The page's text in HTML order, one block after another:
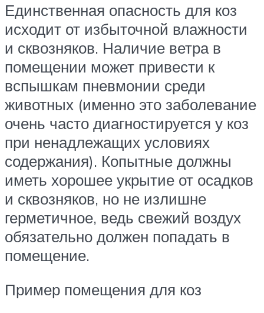
Единственная опасность для коз
исходит от избыточной влажности
и сквозняков. Наличие ветра в
помещении может привести к
вспышкам пневмонии среди
животных (именно это заболевание
очень часто диагностируется у коз
при ненадлежащих условиях
содержания). Копытные должны
иметь хорошее укрытие от осадков
и сквозняков, но не излишне
герметичное, ведь свежий воздух
обязательно должен попадать в
помещение.
Пример помещения для коз